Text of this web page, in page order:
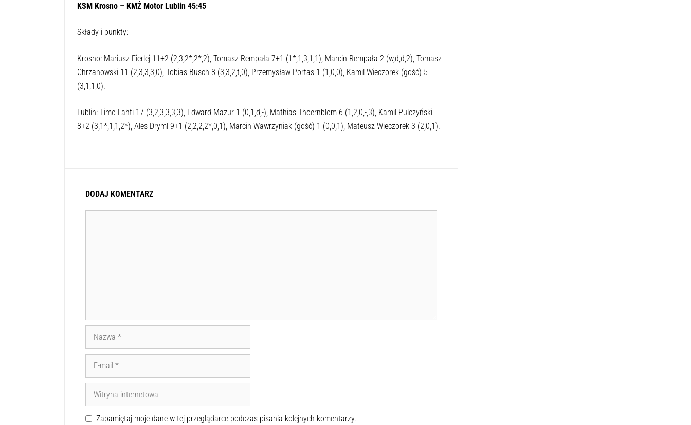
KSM Krosno – KMŻ Motor Lublin 45:45
Składy i punkty:
Krosno: Mariusz Fierlej 11+2 (2,3,2*,2*,2), Tomasz Rempała 7+1 (1*,1,3,1,1), Marcin Rempała 2 (w,d,d,2), Tomasz
Chrzanowski 11 (2,3,3,3,0), Tobias Busch 8 (3,3,2,t,0), Przemysław Portas 1 (1,0,0), Kamil Wieczorek (gość) 5
(3,1,1,0).
Lublin: Timo Lahti 17 (3,2,3,3,3,3), Edward Mazur 1 (0,1,d,-), Mathias Thoernblom 6 (1,2,0,-,3), Kamil Pulczyński
8+2 (3,1*,1,1,2*), Ales Dryml 9+1 (2,2,2,2*,0,1), Marcin Wawrzyniak (gość) 1 (0,0,1), Mateusz Wieczorek 3 (2,0,1).
DODAJ KOMENTARZ
Zapamiętaj moje dane w tej przeglądarce podczas pisania kolejnych komentarzy.